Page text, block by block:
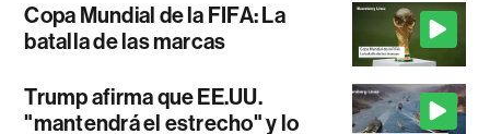
Copa Mundial de la FIFA: La
batalla de las marcas
Trump afirma que EE.UU.
"mantendrá el estrecho" y lo